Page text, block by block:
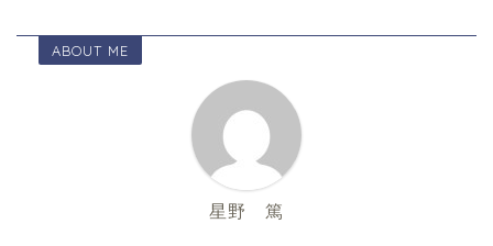
ABOUT ME
星野 篤